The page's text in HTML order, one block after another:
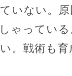
いない。
ゃってい
。戦術も育